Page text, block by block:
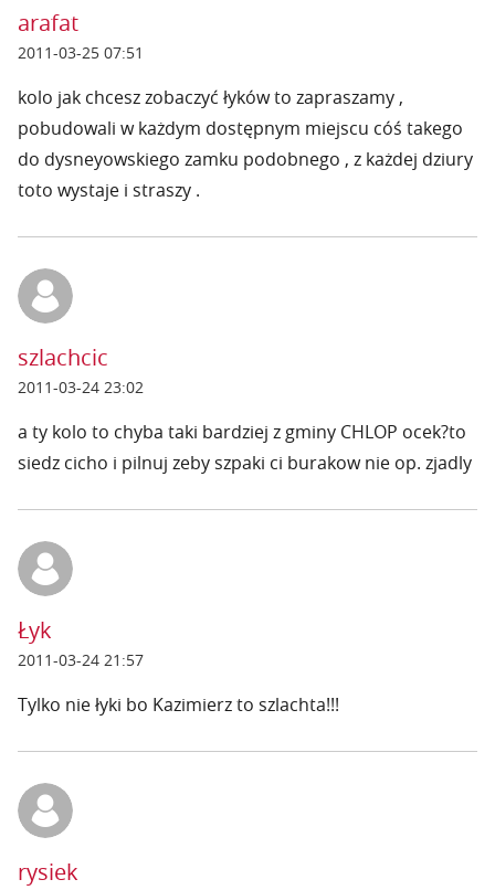
arafat
2011-03-25 07:51
kolo jak chcesz zobaczyć łyków to zapraszamy ,
pobudowali w każdym dostępnym miejscu cóś takego
do dysneyowskiego zamku podobnego , z każdej dziury
toto wystaje i straszy .
szlachcic
2011-03-24 23:02
a ty kolo to chyba taki bardziej z gminy CHLOP ocek?to
siedz cicho i pilnuj zeby szpaki ci burakow nie op. zjadly
Łyk
2011-03-24 21:57
Tylko nie łyki bo Kazimierz to szlachta!!!
rysiek